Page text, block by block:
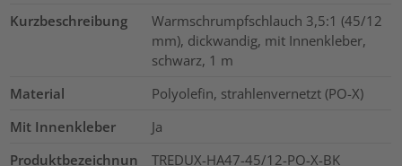
Kurzbeschreibung
Warmschrumpfschlauch 3,5:1 (45/12
mm), dickwandig, mit Innenkleber,
schwarz, 1 m
Material
Polyolefin, strahlenvernetzt (PO-X)
Mit Innenkleber
Ja
Produktbezeichnun
TREDUX-HA47-45/12-PO-X-BK